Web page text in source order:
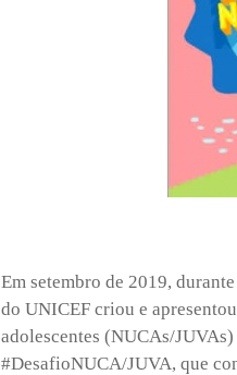
Em setembro de 2019,
do UNICEF criou e
adolescentes (NUCAs/
#DesafioNUCA/JUVA, que